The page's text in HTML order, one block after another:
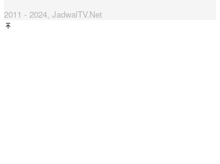
2011 - 2024, JadwalTV.Net